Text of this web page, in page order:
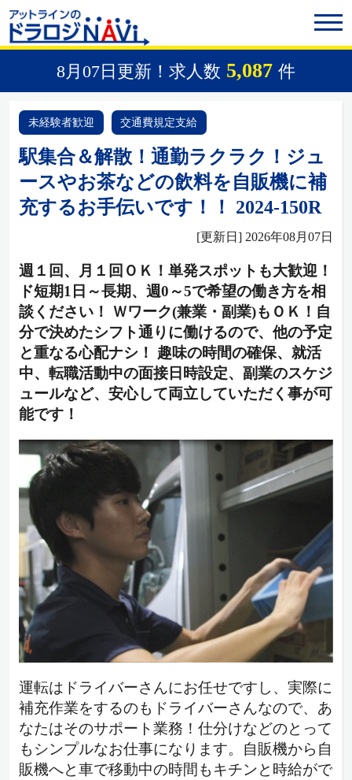
8月07日更新！求人数 5,087 件
未経験者歓迎 交通費規定支給
駅集合＆解散！通勤ラクラク！ジュ
ースやお茶などの飲料を自販機に補
充するお手伝いです！！ 2024-150R
[更新日] 2026年08月07日
週１回、月１回ＯＫ！単発スポットも大歓迎！
ド短期1日～長期、週0～5で希望の働き方を相
談ください！ Ｗワーク(兼業・副業)もＯＫ！自
分で決めたシフト通りに働けるので、他の予定
と重なる心配ナシ！ 趣味の時間の確保、就活
中、転職活動中の面接日時設定、副業のスケジ
ュールなど、安心して両立していただく事が可
能です！
運転はドライバーさんにお任せですし、実際に
補充作業をするのもドライバーさんなので、あ
なたはそのサポート業務！仕分けなどのとって
もシンプルなお仕事になります。自販機から自
販機へと車で移動中の時間もキチンと時給がで